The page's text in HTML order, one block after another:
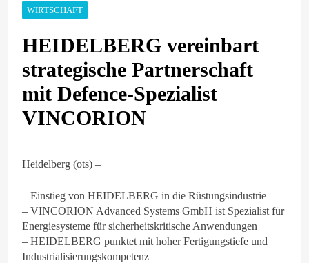
WIRTSCHAFT
HEIDELBERG vereinbart
strategische Partnerschaft
mit Defence-Spezialist
VINCORION
Heidelberg (ots) –
– Einstieg von HEIDELBERG in die Rüstungsindustrie
– VINCORION Advanced Systems GmbH ist Spezialist für
Energiesysteme für sicherheitskritische Anwendungen
– HEIDELBERG punktet mit hoher Fertigungstiefe und
Industrialisierungskompetenz